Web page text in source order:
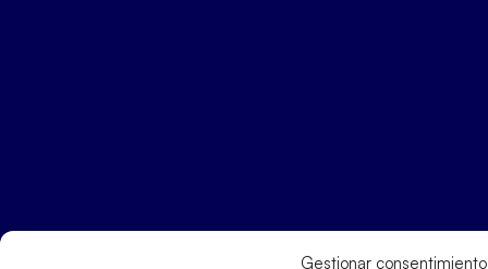
Gestionar consentimiento